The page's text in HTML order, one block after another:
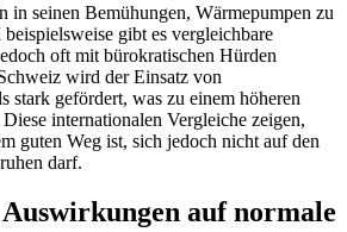
in seinen Bemühungen, Wärmepumpen zu
gibt es vergleichbare
oft mit bürokratischen Hürden
wird der Einsatz von
stark gefördert, was zu einem höheren
internationalen Vergleiche zeigen,
guten Weg ist, sich jedoch nicht auf den
darf.
auf normale